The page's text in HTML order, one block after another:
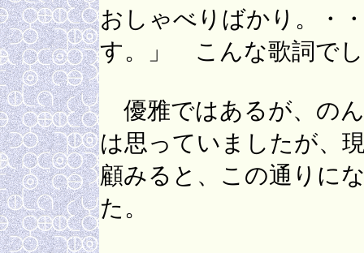
おしゃべりばかり。・
す。」 こんな歌詞で
優雅ではあるが、の
は思っていましたが、
顧みると、この通りに
た。